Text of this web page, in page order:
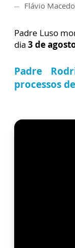
Flávio Macedo
Padre Luso
dia 3 de
Padre
processos